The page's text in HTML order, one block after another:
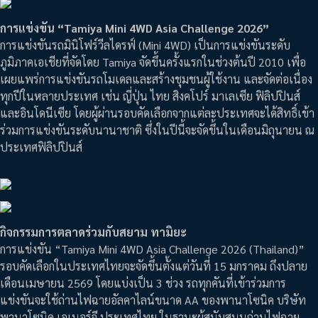
การแข่งขัน “Tamiya Mini 4WD Asia Challenge 2026”
การแข่งขันรถมินิโฟร์วีลไดรฟ์ (Mini 4WD) เป็นการแข่งขันระดับ
ภูมิภาคเอเชียที่จัดโดย Tamiya จัดขึ้นครั้งแรกในช่วงต้นปี 2010 เพื่อ
เผยแพร่การแข่งขันรถโมเดลและสร้างชุมชนผู้ใช้งาน และจัดต่อเนื่อง
ทุกปีในหลายประเทศ เช่น ญี่ปุ่น ไทย สิงคโปร์ มาเลเซีย ฟิลิปปินส์
และอินโดนีเซีย โดยผู้ผ่านรอบคัดเลือกจากแต่ละประเทศจะได้สิทธิ์เข้า
ร่วมการแข่งขันระดับนานาชาติ ซึ่งในปีนี้จะจัดขึ้นในเดือนมิถุนายน ณ
ประเทศฟิลิปปินส์
กิจกรรมการตลาดร่วมกับสยาม ทามิยะ
การแข่งขัน “Tamiya Mini 4WD Asia Challenge 2026 (Thailand)”
รอบคัดเลือกในประเทศไทยจะจัดขึ้นตั้งแต่วันที่ 15 มกราคม ถึงปลาย
เดือนเมษายน 2569 โดยแบ่งเป็น 3 ช่วง รถทุกคันที่เข้าร่วมการ
แข่งขันจะใช้ถ่านไฟฉายอัลคาไลน์ขนาด AA ของพานาโซนิค บริษัท